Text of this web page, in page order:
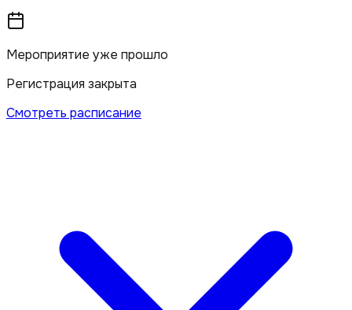
Мероприятие уже прошло
Регистрация закрыта
Смотреть расписание